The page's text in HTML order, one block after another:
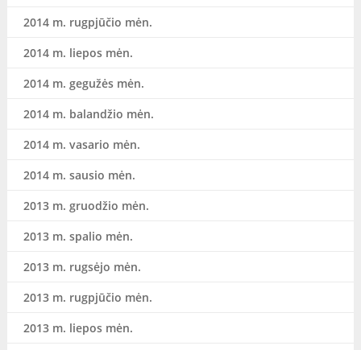
2014 m. rugpjūčio mėn.
2014 m. liepos mėn.
2014 m. gegužės mėn.
2014 m. balandžio mėn.
2014 m. vasario mėn.
2014 m. sausio mėn.
2013 m. gruodžio mėn.
2013 m. spalio mėn.
2013 m. rugsėjo mėn.
2013 m. rugpjūčio mėn.
2013 m. liepos mėn.